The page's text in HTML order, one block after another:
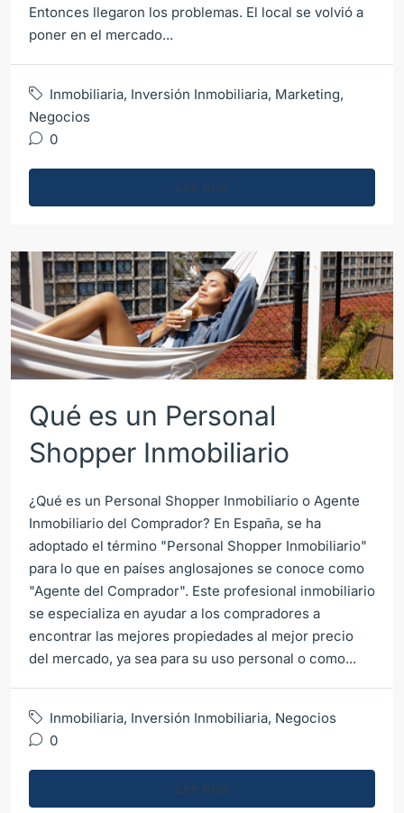
Entonces llegaron los problemas. El local se volvió a
poner en el mercado...
Inmobiliaria, Inversión Inmobiliaria, Marketing,
Negocios
0
Lee mas
Qué es un Personal
Shopper Inmobiliario
¿Qué es un Personal Shopper Inmobiliario o Agente
Inmobiliario del Comprador? En España, se ha
adoptado el término "Personal Shopper Inmobiliario"
para lo que en países anglosajones se conoce como
"Agente del Comprador". Este profesional inmobiliario
se especializa en ayudar a los compradores a
encontrar las mejores propiedades al mejor precio
del mercado, ya sea para su uso personal o como...
Inmobiliaria, Inversión Inmobiliaria, Negocios
0
Lee mas